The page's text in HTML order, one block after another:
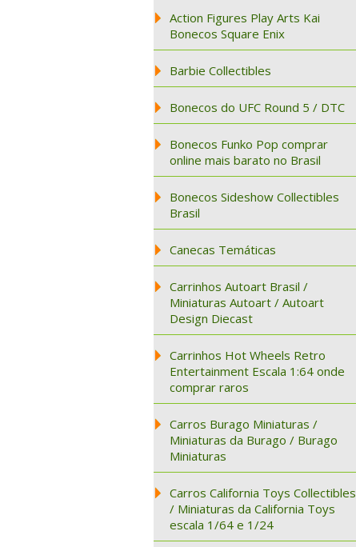
Action Figures Play Arts Kai
Bonecos Square Enix
Barbie Collectibles
Bonecos do UFC Round 5 / DTC
Bonecos Funko Pop comprar
online mais barato no Brasil
Bonecos Sideshow Collectibles
Brasil
Canecas Temáticas
Carrinhos Autoart Brasil /
Miniaturas Autoart / Autoart
Design Diecast
Carrinhos Hot Wheels Retro
Entertainment Escala 1:64 onde
comprar raros
Carros Burago Miniaturas /
Miniaturas da Burago / Burago
Miniaturas
Carros California Toys Collectibles
/ Miniaturas da California Toys
escala 1/64 e 1/24